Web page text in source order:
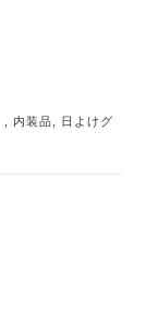
内装品
日よけグ